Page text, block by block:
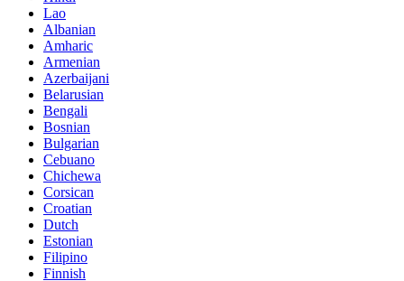
Lao
Albanian
Amharic
Armenian
Azerbaijani
Belarusian
Bengali
Bosnian
Bulgarian
Cebuano
Chichewa
Corsican
Croatian
Dutch
Estonian
Filipino
Finnish